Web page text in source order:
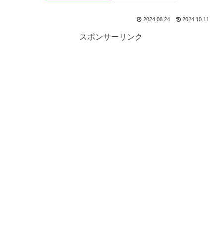
2024.08.24 2024.10.11
スポンサーリンク